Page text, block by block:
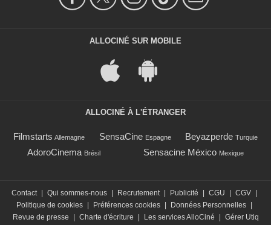
ALLOCINÉ SUR MOBILE
ALLOCINÉ À L'ÉTRANGER
Filmstarts Allemagne SensaCine Espagne Beyazperde Turquie
AdoroCinema Brésil Sensacine México Mexique
Contact Qui sommes-nous Recrutement Publicité CGU CGV
Politique de cookies
Préférences cookies Données Personnelles
Revue de presse
Charte d'écriture Les services AlloCiné
Gérer Utiq